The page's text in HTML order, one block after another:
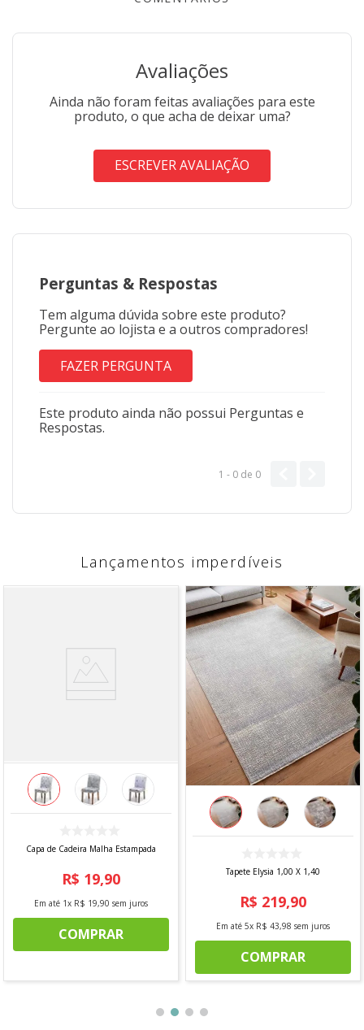
Avaliações
Ainda não foram feitas avaliações para este
produto, o que acha de deixar uma?
ESCREVER AVALIAÇÃO
Perguntas & Respostas
Tem alguma dúvida sobre este produto?
Pergunte ao lojista e a outros compradores!
FAZER PERGUNTA
Este produto ainda não possui Perguntas e
Respostas.
1 - 0 de 0
Lançamentos imperdíveis
Capa de Cadeira Malha Estampada
R$ 19,90
Em até 1x R$ 19,90 sem juros
COMPRAR
Tapete Elysia 1,00 X 1,40
R$ 219,90
Em até 5x R$ 43,98 sem juros
COMPRAR